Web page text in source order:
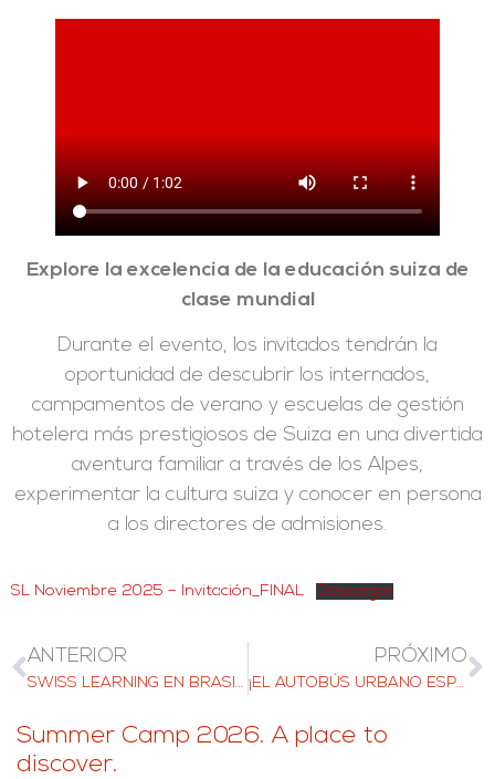
Explore la excelencia de la educación suiza de
clase mundial
Durante el evento, los invitados tendrán la
oportunidad de descubrir los internados,
campamentos de verano y escuelas de gestión
hotelera más prestigiosos de Suiza en una divertida
aventura familiar a través de los Alpes,
experimentar la cultura suiza y conocer en persona
a los directores de admisiones.
SL Noviembre 2025 – Invitación_FINAL Descargar
ANTERIOR
SWISS LEARNING EN BRASIL, 11 Y 12 DE NOVIEMBRE DE 2025
PRÓXIMO
¡EL AUTOBÚS URBANO ESPECIAL DEL JUBILEO “100 AÑOS” DEL INSTITUT MONTANA YA ESTÁ AQUÍ!
Summer Camp 2026. A place to
discover.